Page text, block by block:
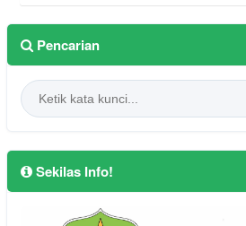
Pencarian
Sekilas Info!